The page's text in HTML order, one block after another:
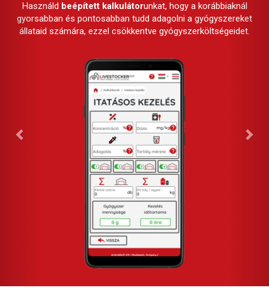
Használd beépített kalkulátorunkat, hogy a korábbiaknál
gyorsabban és pontosabban tudd adagolni a gyógyszereket
állataid számára, ezzel csökkentve gyógyszerköltségeidet.